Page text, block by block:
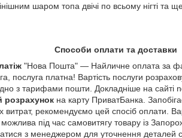
шаром топа двічі по всьому нігті та
Способи оплати та доставки
"Нова Пошта" — Найличне оплата за
послуга платна! Вартість послуги
з тарифами пошти. Докладніше на сайті
розрахунок на карту ПриватБанка.
витрат, рекомендуємо цей спосіб оплати.
під час самовитягу товару із
з менеджером для уточнення деталей